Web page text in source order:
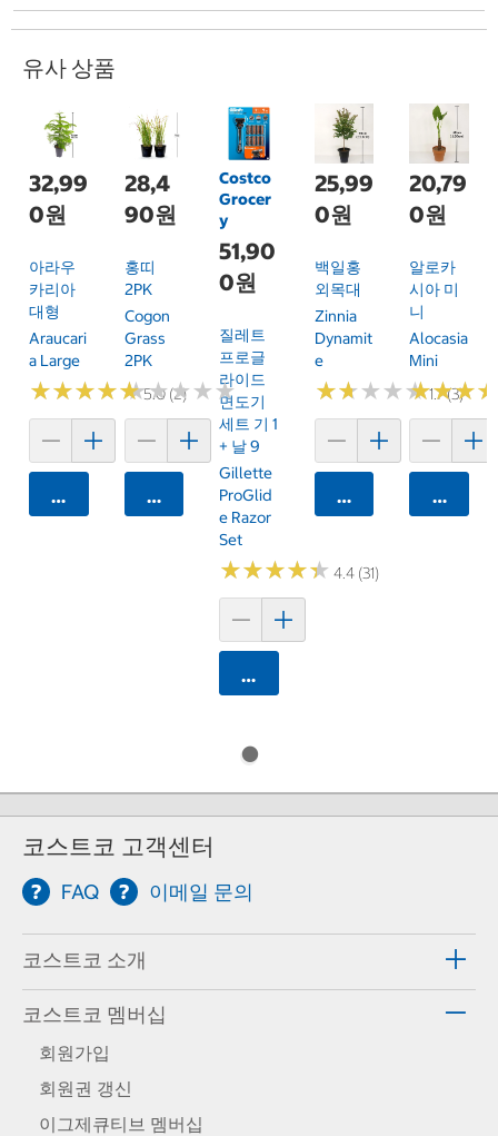
유사 상품
32,99
0원
아라우
카리아
대형
Araucari
A Large
★★★★★
★★★★★5.0 (2)
카트에 담기
28,4
90원
홍띠
2PK
Cogon
Grass
2PK
★★★★★
★★★★★
카트에 담기
Costco
Grocer
y
51,90
0원
질레트
프로글
라이드
면도기
세트 기 1
+ 날 9
Gillette
ProGlid
E Razor
Set
★★★★★
★★★★★ 4.4 (31)
카트에 담기
25,99
0원
백일홍
외목대
Zinnia
Dynamit
E
★★★★★
★★★★★1.7 (3)
카트에 담기
20,79
0원
알로카
시아 미
니
Alocasia
Mini
★★★
★★★
카트에
코스트코 고객센터
FAQ 이메일 문의
코스트코 소개
코스트코 멤버십
회원가입
회원권 갱신
이그제큐티브 멤버십